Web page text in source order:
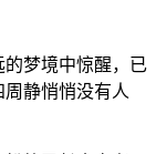
的梦境中惊醒，已
静悄悄没有人